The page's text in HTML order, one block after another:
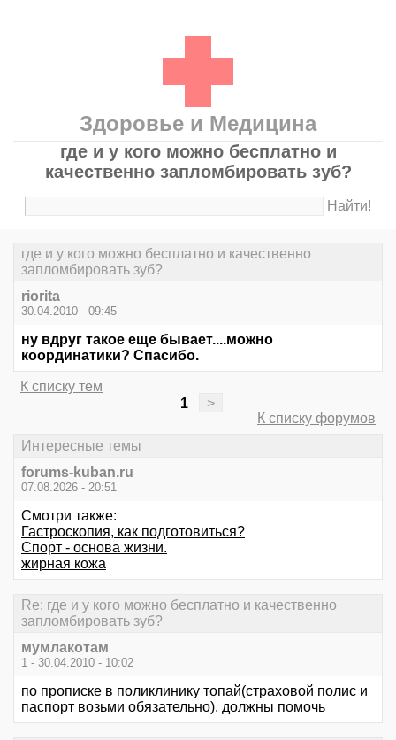
Здоровье и Медицина
где и у кого можно бесплатно и
качественно запломбировать зуб?
Найти!
где и у кого можно бесплатно и качественно
запломбировать зуб?
riorita
30.04.2010 - 09:45
ну вдруг такое еще бывает....можно
координатики? Спасибо.
К списку тем
1
>
К списку форумов
Интересные темы
forums-kuban.ru
07.08.2026 - 20:51
Смотри также:
Гастроскопия, как подготовиться?
Спорт - основа жизни.
жирная кожа
Re: где и у кого можно бесплатно и качественно
запломбировать зуб?
мумлакотам
1 - 30.04.2010 - 10:02
по прописке в поликлинику топай(страховой полис и
паспорт возьми обязательно), должны помочь